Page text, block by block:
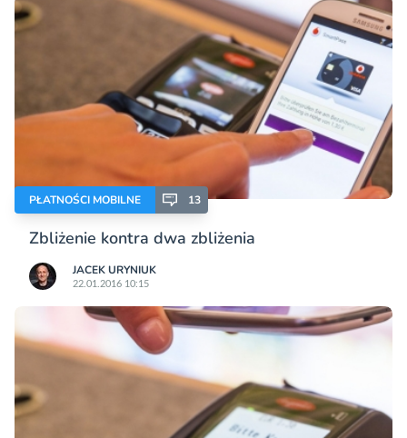
PŁATNOŚCI MOBILNE 13
Zbliżenie kontra dwa zbliżenia
JACEK URYNIUK
22.01.2016 10:15